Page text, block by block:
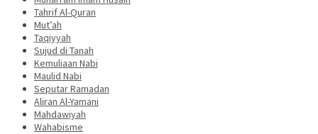
Tahrif Al-Quran
Mut’ah
Taqiyyah
Sujud di Tanah
Kemuliaan Nabi
Maulid Nabi
Seputar Ramadan
Aliran Al-Yamani
Mahdawiyah
Wahabisme